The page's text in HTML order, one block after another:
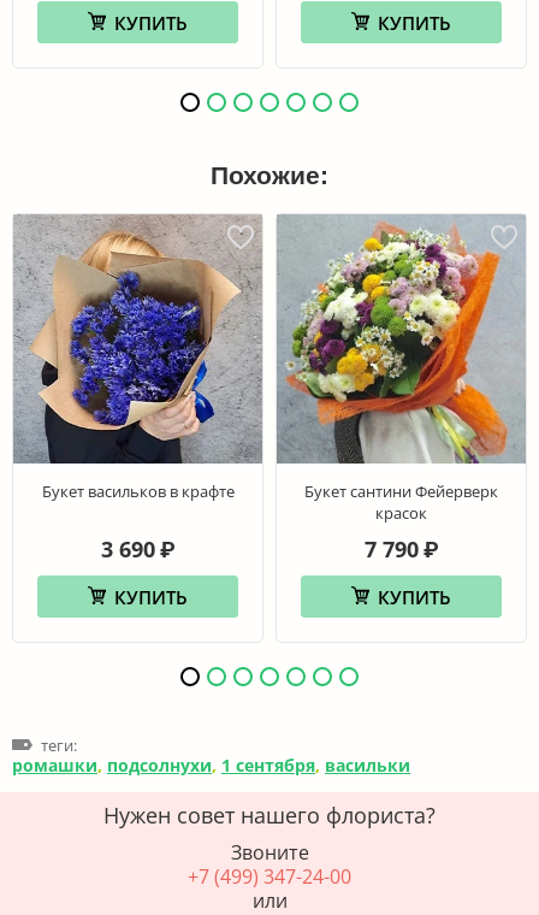
КУПИТЬ КУПИТЬ
Похожие:
Букет васильков в крафте
3 690 ₽
КУПИТЬ
Букет сантини Фейерверк
красок
7 790 ₽
КУПИТЬ
теги:
ромашки, подсолнухи, 1 сентября, васильки
Нужен совет нашего флориста?
Звоните
+7 (499) 347-24-00
или